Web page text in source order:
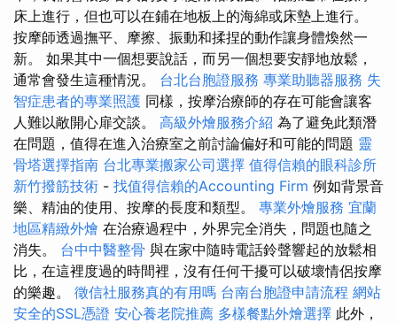
床上進行，但也可以在鋪在地板上的海綿或床墊上進行。
按摩師透過撫平、摩擦、振動和揉捏的動作讓身體煥然一
新。 如果其中一個想要說話，而另一個想要安靜地放鬆，
通常會發生這種情況。 台北台胞證服務 專業助聽器服務 失
智症患者的專業照護 同樣，按摩治療師的存在可能會讓客
人難以敞開心扉交談。 高級外燴服務介紹 為了避免此類潛
在問題，值得在進入治療室之前討論偏好和可能的問題 靈
骨塔選擇指南 台北專業搬家公司選擇 值得信賴的眼科診所
新竹撥筋技術 - 找值得信賴的Accounting Firm 例如背景音
樂、精油的使用、按摩的長度和類型。 專業外燴服務 宜蘭
地區精緻外燴 在治療過程中，外界完全消失，問題也隨之
消失。 台中中醫整骨 與在家中隨時電話鈴聲響起的放鬆相
比，在這裡度過的時間裡，沒有任何干擾可以破壞情侶按摩
的樂趣。 徵信社服務真的有用嗎 台南台胞證申請流程 網站
安全的SSL憑證 安心養老院推薦 多樣餐點外燴選擇 此外，